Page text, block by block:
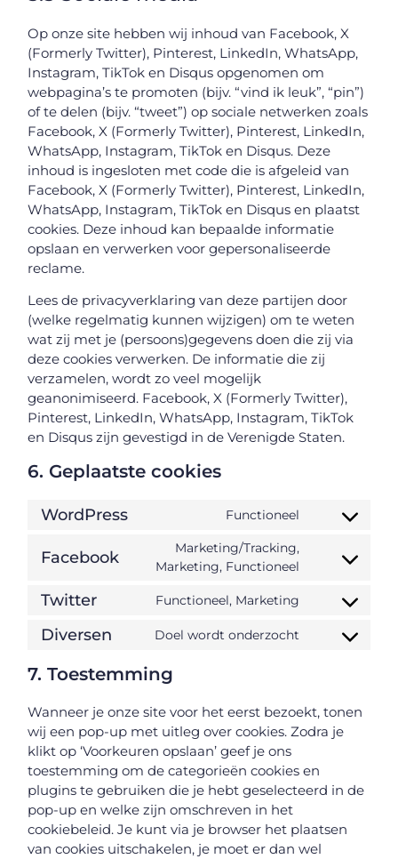
Op onze site hebben wij inhoud van Facebook, X
(Formerly Twitter), Pinterest, LinkedIn, WhatsApp,
Instagram, TikTok en Disqus opgenomen om
webpagina’s te promoten (bijv. “vind ik leuk”, “pin”)
of te delen (bijv. “tweet”) op sociale netwerken zoals
Facebook, X (Formerly Twitter), Pinterest, LinkedIn,
WhatsApp, Instagram, TikTok en Disqus. Deze
inhoud is ingesloten met code die is afgeleid van
Facebook, X (Formerly Twitter), Pinterest, LinkedIn,
WhatsApp, Instagram, TikTok en Disqus en plaatst
cookies. Deze inhoud kan bepaalde informatie
opslaan en verwerken voor gepersonaliseerde
reclame.
Lees de privacyverklaring van deze partijen door
(welke regelmatig kunnen wijzigen) om te weten
wat zij met je (persoons)gegevens doen die zij via
deze cookies verwerken. De informatie die zij
verzamelen, wordt zo veel mogelijk
geanonimiseerd. Facebook, X (Formerly Twitter),
Pinterest, LinkedIn, WhatsApp, Instagram, TikTok
en Disqus zijn gevestigd in de Verenigde Staten.
6. Geplaatste cookies
WordPress Functioneel
Facebook
Marketing/Tracking,
Marketing, Functioneel
Twitter Functioneel, Marketing
Diversen Doel wordt onderzocht
7. Toestemming
Wanneer je onze site voor het eerst bezoekt, tonen
wij een pop-up met uitleg over cookies. Zodra je
klikt op ‘Voorkeuren opslaan’ geef je ons
toestemming om de categorieën cookies en
plugins te gebruiken die je hebt geselecteerd in de
pop-up en welke zijn omschreven in het
cookiebeleid. Je kunt via je browser het plaatsen
van cookies uitschakelen, je moet er dan wel